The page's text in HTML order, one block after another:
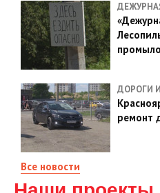
ДОРОГИ
ремонт
Все новости